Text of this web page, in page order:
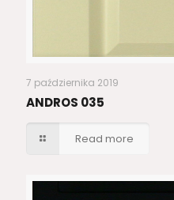
7 października 2019
ANDROS 035
Read more